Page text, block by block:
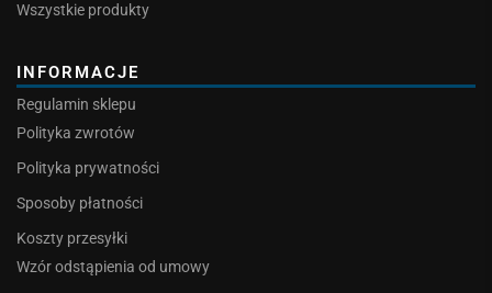
Wszystkie produkty
INFORMACJE
Regulamin sklepu
Polityka zwrotów
Polityka prywatności
Sposoby płatności
Koszty przesyłki
Wzór odstąpienia od umowy